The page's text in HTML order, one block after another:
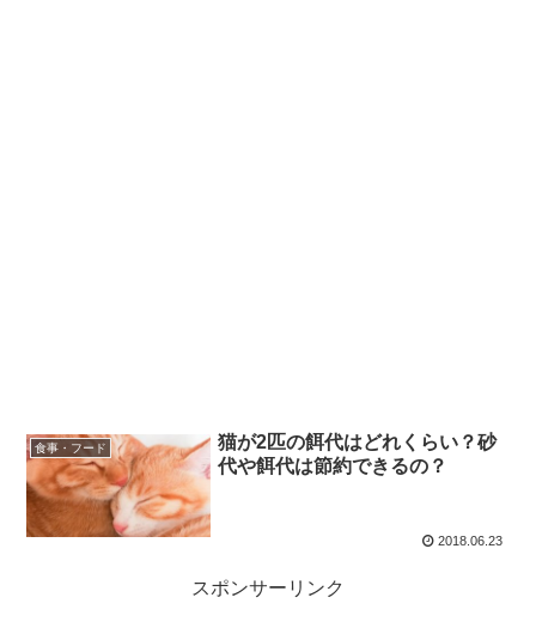
食事・フード
猫が2匹の餌代はどれくらい？砂
代や餌代は節約できるの？
2018.06.23
スポンサーリンク